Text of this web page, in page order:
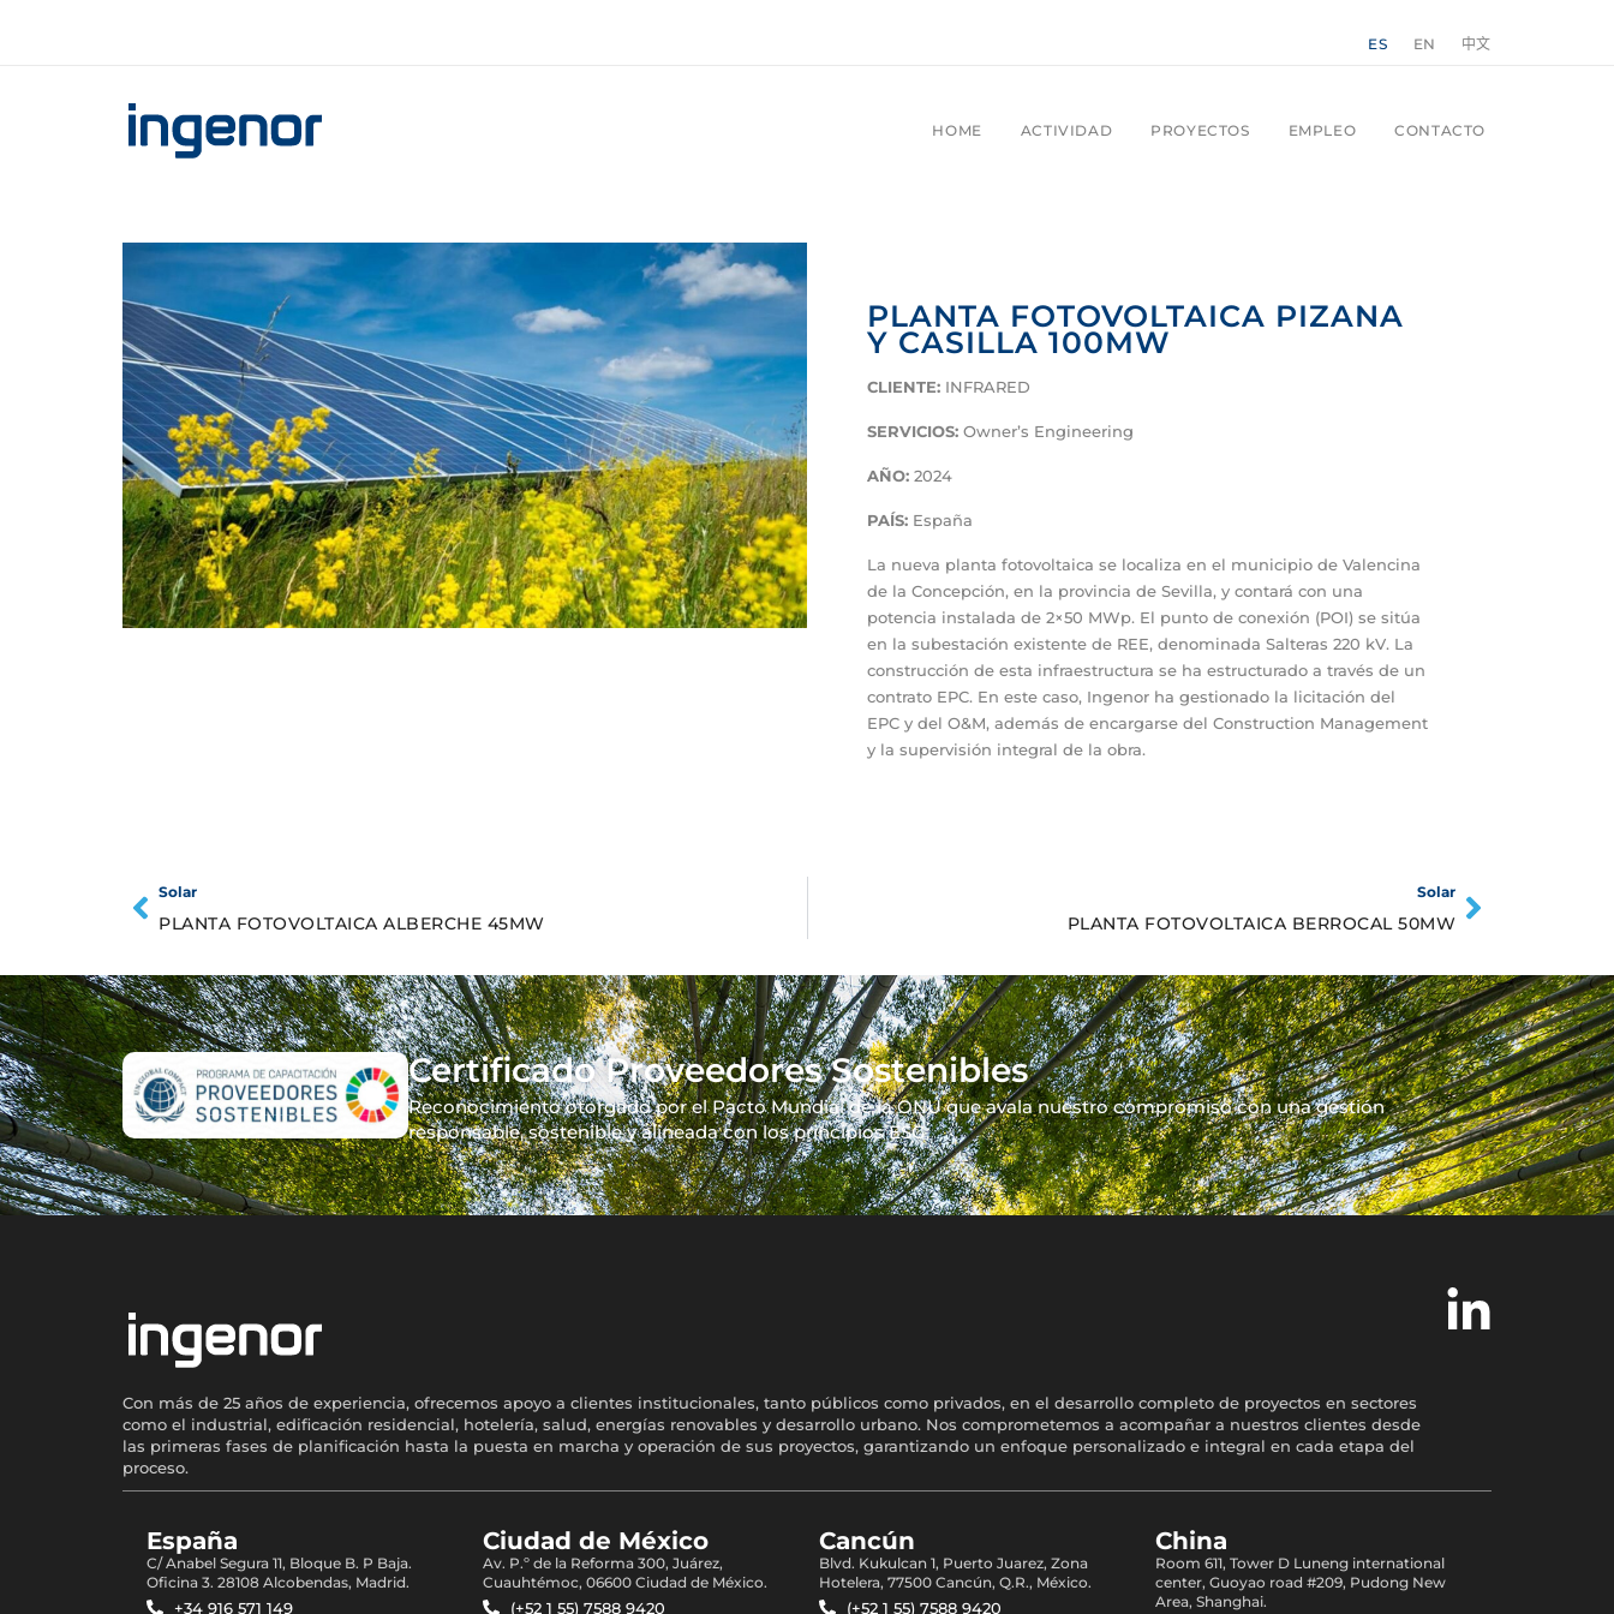
ES EN 中文
HOME ACTIVIDAD PROYECTOS EMPLEO CONTACTO
PLANTA FOTOVOLTAICA PIZANA
Y CASILLA 100MW
CLIENTE: INFRARED
SERVICIOS: Owner’s Engineering
AÑO: 2024
PAÍS: España
La nueva planta fotovoltaica se localiza en el municipio de Valencina
de la Concepción, en la provincia de Sevilla, y contará con una
potencia instalada de 2×50 MWp. El punto de conexión (POI) se sitúa
en la subestación existente de REE, denominada Salteras 220 kV. La
construcción de esta infraestructura se ha estructurado a través de un
contrato EPC. En este caso, Ingenor ha gestionado la licitación del
EPC y del O&M, además de encargarse del Construction Management
y la supervisión integral de la obra.
Solar
PLANTA FOTOVOLTAICA ALBERCHE 45MW
Solar
PLANTA FOTOVOLTAICA BERROCAL 50MW
Certificado Proveedores Sostenibles
Reconocimiento otorgado por el Pacto Mundial de la ONU que avala nuestro compromiso con una gestión
responsable, sostenible y alineada con los principios ESG.
Con más de 25 años de experiencia, ofrecemos apoyo a clientes institucionales, tanto públicos como privados, en el desarrollo completo de proyectos en sectores
como el industrial, edificación residencial, hotelería, salud, energías renovables y desarrollo urbano. Nos comprometemos a acompañar a nuestros clientes desde
las primeras fases de planificación hasta la puesta en marcha y operación de sus proyectos, garantizando un enfoque personalizado e integral en cada etapa del
proceso.
España
C/ Anabel Segura 11, Bloque B. P Baja.
Oficina 3. 28108 Alcobendas, Madrid.
+34 916 571 149
Ciudad de México
Av. P.º de la Reforma 300, Juárez,
Cuauhtémoc, 06600 Ciudad de México.
(+52 1 55) 7588 9420
Cancún
Blvd. Kukulcan 1, Puerto Juarez, Zona
Hotelera, 77500 Cancún, Q.R., México.
(+52 1 55) 7588 9420
China
Room 611, Tower D Luneng international
center, Guoyao road #209, Pudong New
Area, Shanghai.